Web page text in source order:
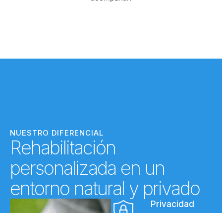
NUESTRO DIFERENCIAL
Rehabilitación
personalizada en un
entorno natural y privado
Privacidad